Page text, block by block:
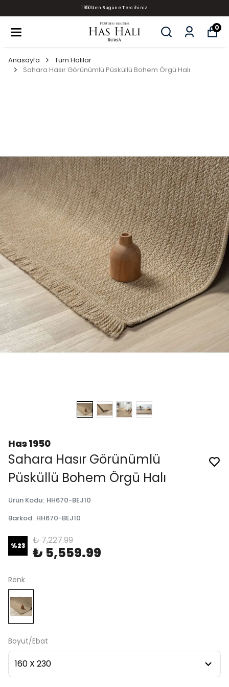
1950'den Bugüne Tercihiniz
0
Anasayfa
Tüm Halılar
Sahara Hasır Görünümlü Püsküllü Bohem Örgü Halı
Has 1950
Sahara Hasır Görünümlü
Püsküllü Bohem Örgü Halı
Ürün Kodu: HH670-BEJ10
Barkod: HH670-BEJ10
%23 ₺ 7,227.99
₺ 5,559.99
Renk
Boyut/Ebat